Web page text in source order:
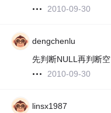
2010-09-30
dengchenlu
先判断NULL再判断空
2010-09-30
linsx1987